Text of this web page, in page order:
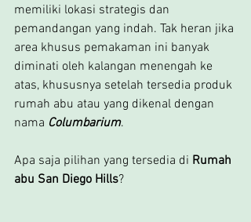
memiliki lokasi strategis dan
pemandangan yang indah. Tak heran jika
area khusus pemakaman ini banyak
diminati oleh kalangan menengah ke
atas, khususnya setelah tersedia produk
rumah abu atau yang dikenal dengan
nama Columbarium.
Apa saja pilihan yang tersedia di Rumah
abu San Diego Hills?